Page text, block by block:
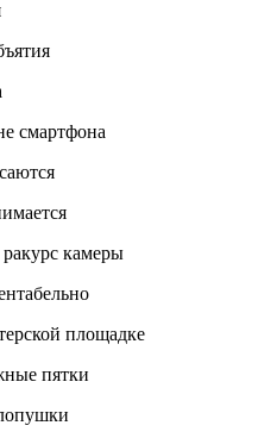
смартфона
камеры
площадке
пятки